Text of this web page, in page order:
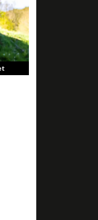
en